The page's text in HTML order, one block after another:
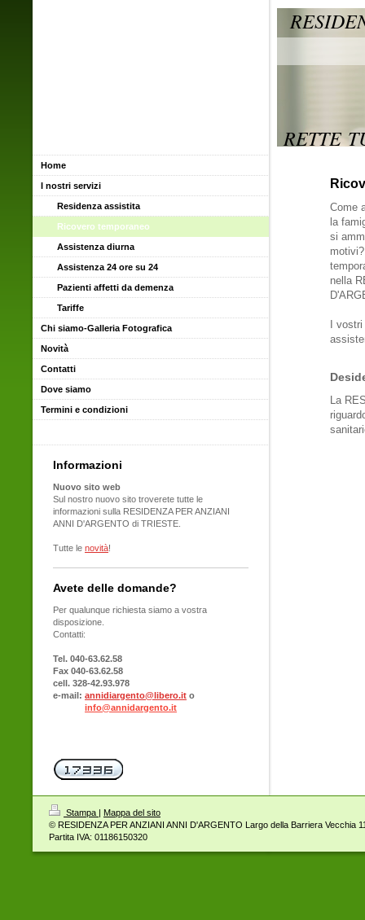
Largo
RETTE
Come
la
si
nella
I
La
Home
I nostri servizi
Residenza assistita
Ricovero temporaneo
Assistenza diurna
Assistenza 24 ore su 24
Pazienti affetti da demenza
Tariffe
Chi siamo-Galleria Fotografica
Novità
Contatti
Dove siamo
Termini e condizioni
Informazioni
Nuovo sito web
Sul nostro nuovo sito troverete tutte le
informazioni sulla RESIDENZA PER ANZIANI
ANNI D'ARGENTO di TRIESTE.
Tutte le novità!
Avete delle domande?
Per qualunque richiesta siamo a vostra
disposizione.
Contatti:
Tel. 040-63.62.58
Fax 040-63.62.58
cell. 328-42.93.978
e-mail: annidiargento@libero.it o
info@annidargento.it
Stampa | Mappa del sito
© RESIDENZA PER ANZIANI ANNI D'ARGENTO Largo della Barriera Vecchia
Partita IVA: 01186150320